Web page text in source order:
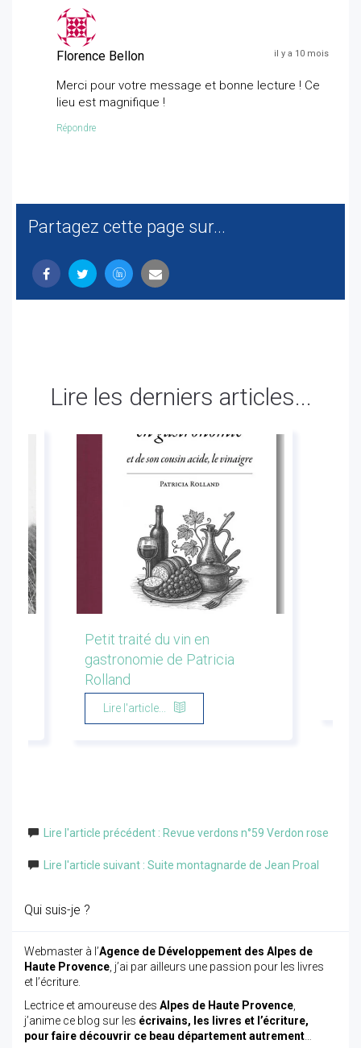
Florence Bellon il y a 10 mois
Merci pour votre message et bonne lecture ! Ce
lieu est magnifique !
Répondre
Partagez cette page sur...
Lire les derniers articles...
Petit traité du vin en
gastronomie de Patricia
Rolland
Lire l'article...
Lire l'article précédent : Revue verdons n°59 Verdon rose
Lire l'article suivant : Suite montagnarde de Jean Proal
Qui suis-je ?
Webmaster à l’Agence de Développement des Alpes de
Haute Provence , j’ai par ailleurs une passion pour les livres
et l’écriture.
Lectrice et amoureuse des Alpes de Haute Provence
j’anime ce blog sur les écrivains, les livres et l’écriture,
pour faire découvrir ce beau département autrement